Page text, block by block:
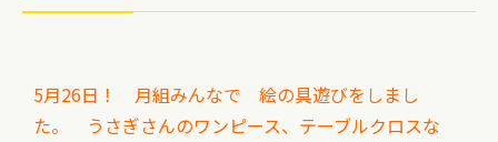
5月26日！ 月組みんなで 絵の具遊びをしまし
た。 うさぎさんのワンピース、テーブルクロスな